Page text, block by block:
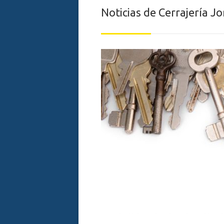
Noticias de Cerrajería